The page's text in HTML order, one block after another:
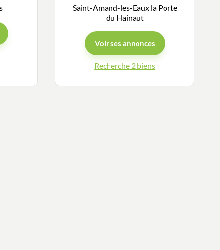
Saint-Amand-les-Eaux la Porte
du Hainaut
Voir ses annonces
Recherche 2 biens